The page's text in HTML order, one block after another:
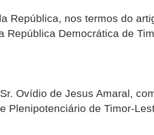
República, nos termos do
República Democrática de
Ovídio de Jesus Amaral,
Plenipotenciário de Timor-